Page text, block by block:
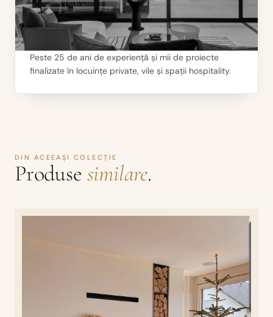
III
Peste 25 de ani de experiență și mii de proiecte
finalizate în locuințe private, vile și spații hospitality.
DIN ACEEAȘI COLECȚIE
Produse similare.